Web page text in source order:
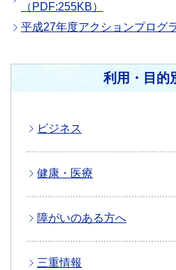
（PDF:255KB）
平成27年度アクションプログ
利用・目的
ビジネス
健康・医療
障がいのある方へ
三重情報